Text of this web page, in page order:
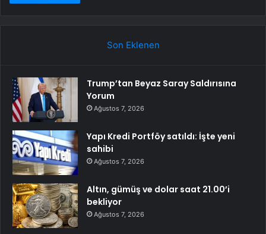
Son Eklenen
Trump’tan Beyaz Saray Saldırısına
Yorum
Ağustos 7, 2026
Yapı Kredi Portföy satıldı: İşte yeni
sahibi
Ağustos 7, 2026
Altın, gümüş ve dolar saat 21.00’i
bekliyor
Ağustos 7, 2026